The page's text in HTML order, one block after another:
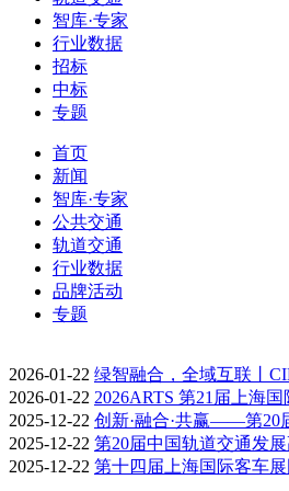
智库·专家
行业数据
招标
中标
专题
首页
新闻
智库·专家
公共交通
轨道交通
行业数据
品牌活动
专题
2026-01-22 绿智融合，全域互联丨
2026-01-22 2026ARTS 第21届上海
2025-12-22 创新·融合·共赢——第20
2025-12-22 第20届中国轨道交通发
2025-12-22 第十四届上海国际客车展